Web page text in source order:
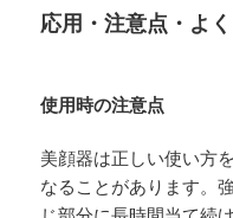
応用・注意点・よ
使用時の注意点
美顔器は正しい使い方
なることがあります。